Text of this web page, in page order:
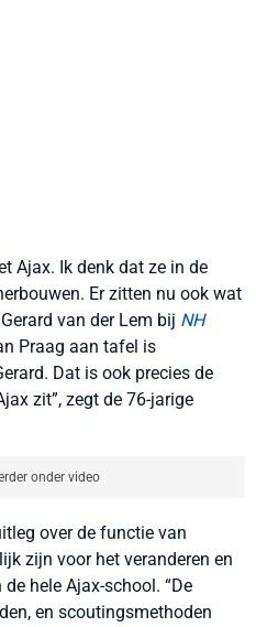
Ajax. Ik denk dat ze in de
Er zitten nu ook wat
van der Lem bij NH
Praag aan tafel is
Dat is ook precies de
zit”, zegt de 76-jarige
onder video
over de functie van
zijn voor het veranderen en
hele Ajax-school. “De
en scoutingsmethoden